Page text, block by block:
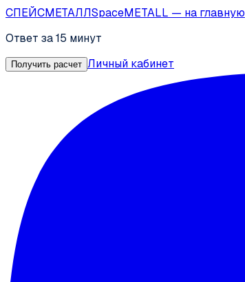
СПЕЙСМЕТАЛЛSpaceMETALL — на главную
Ответ за 15 минут
Получить расчет Личный кабинет